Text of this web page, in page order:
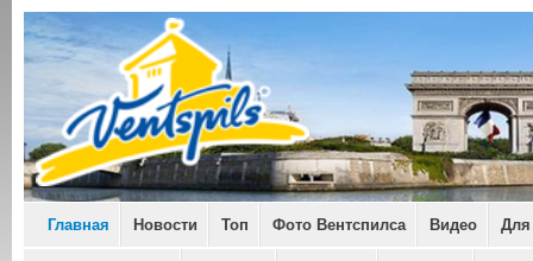
Главная Новости Топ Фото Вентспилса Видео Для